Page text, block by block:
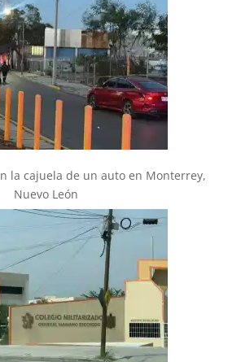
la cajuela de un auto en Monterrey,
Nuevo León